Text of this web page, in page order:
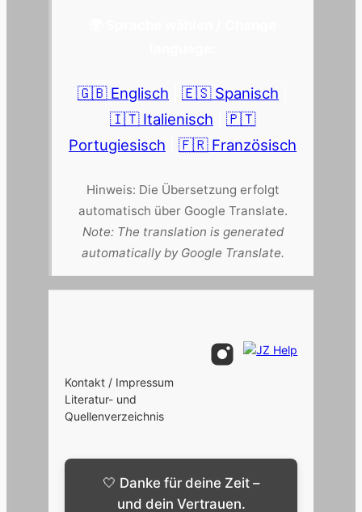
🇬🇧 Englisch 🇪🇸 Spanisch
🇮🇹 Italienisch
🇵🇹
Portugiesisch
🇫🇷 Französisch
Hinweis: Die Übersetzung erfolgt
automatisch über Google Translate.
Note: The translation is generated
automatically by Google Translate.
Kontakt / Impressum
Literatur- und
Quellenverzeichnis
🤍 Danke für deine Zeit –
und dein Vertrauen.